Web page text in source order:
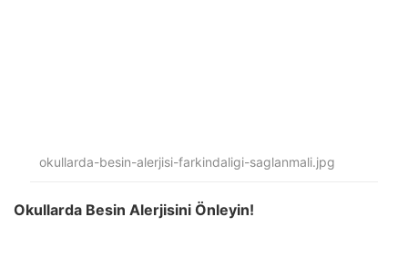
okullarda-besin-alerjisi-farkindaligi-saglanmali.jpg
Okullarda Besin Alerjisini Önleyin!